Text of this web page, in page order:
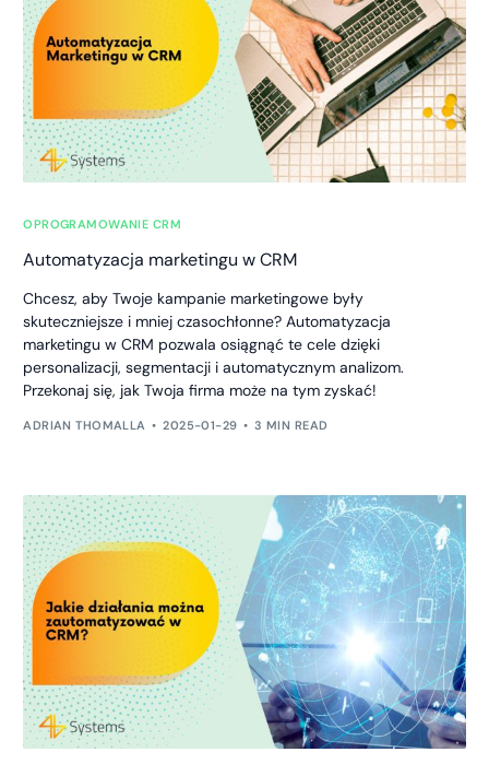
OPROGRAMOWANIE CRM
Automatyzacja marketingu w CRM
Chcesz, aby Twoje kampanie marketingowe były
skuteczniejsze i mniej czasochłonne? Automatyzacja
marketingu w CRM pozwala osiągnąć te cele dzięki
personalizacji, segmentacji i automatycznym analizom.
Przekonaj się, jak Twoja firma może na tym zyskać!
ADRIAN THOMALLA 2025-01-29 3 MIN READ